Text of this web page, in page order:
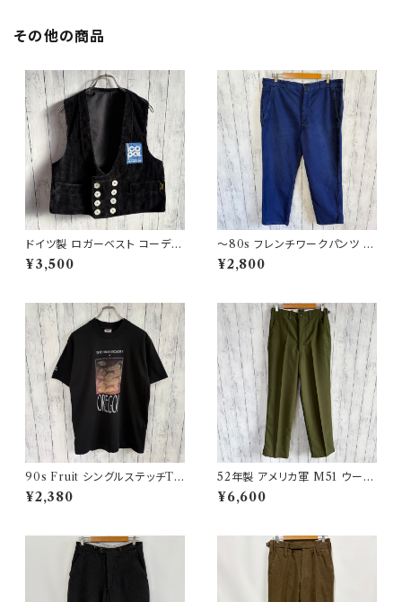
その他の商品
ドイツ製 ロガーベスト コーデュ
ロイベスト ワークベスト 黒 ダブ
ルブレスト
¥3,500
〜80s フレンチワークパンツ ユ
ーロワーク コットンパンツ
¥2,800
90s Fruit シングルステッチTシ
ャツ プリントT
¥2,380
52年製 アメリカ軍 M51 ウール
パンツ ミリタリーパンツ スラッ
クス ヴィンテージ US ARMY 1
¥6,600